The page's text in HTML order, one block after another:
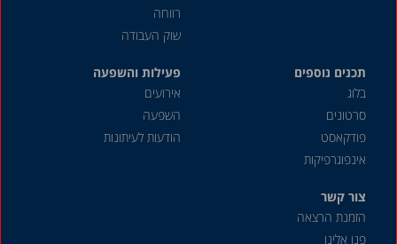
רווחה
שוק העבודה
תכנים נוספים
בלוג
סרטונים
פודקאסט
אינפוגרפיקות
פעילות והשפעה
אירועים
השפעה
הודעות לעיתונות
צור קשר
הזמנת הרצאה
פנו אלינו